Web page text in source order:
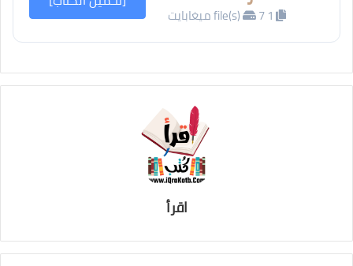
7 ميغابايت
اقرأ